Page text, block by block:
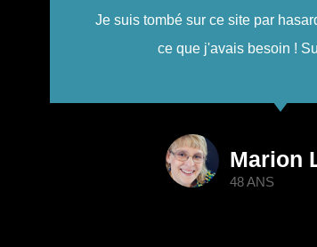
rends très souvent pour
dernières actualités du